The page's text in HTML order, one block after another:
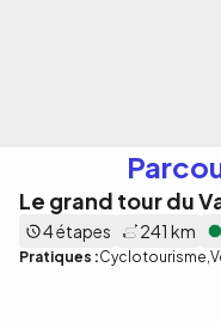
Le grand tour du
4 étapes 241 km
Pratiques :Cyclotourisme